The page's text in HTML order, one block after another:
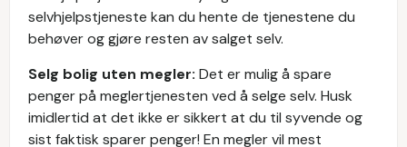
selvhjelpstjeneste kan du hente de tjenestene du
behøver og gjøre resten av salget selv.
Selg bolig uten megler: Det er mulig å spare
penger på meglertjenesten ved å selge selv. Husk
imidlertid at det ikke er sikkert at du til syvende og
sist faktisk sparer penger! En megler vil mest